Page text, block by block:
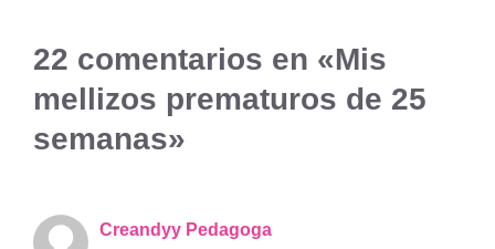
22 comentarios en «Mis
mellizos prematuros de 25
semanas»
Creandyy Pedagoga